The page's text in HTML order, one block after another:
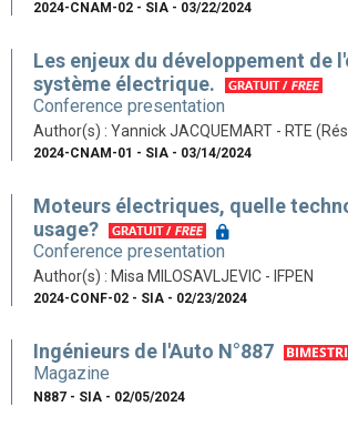
2024-CNAM-02 - SIA - 03/22/2024
Les enjeux du développement de
système électrique.
Conference presentation
Author(s) : Yannick JACQUEMART - RTE
2024-CNAM-01 - SIA - 03/14/2024
Moteurs électriques, quelle
usage?
Conference presentation
Author(s) : Misa MILOSAVLJEVIC - IFPEN
2024-CONF-02 - SIA - 02/23/2024
Ingénieurs de l'Auto N°887
Magazine
N887 - SIA - 02/05/2024